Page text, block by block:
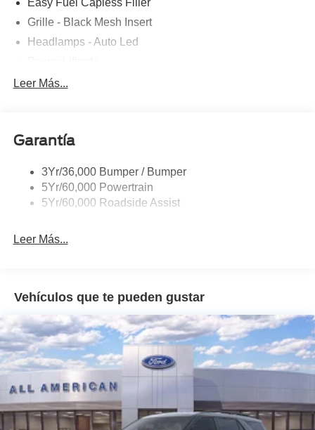
Easy Fuel Capless Filler
Grille - Black Mesh Insert
Headlamps - Auto Led
Privacy Glass - Rear Doors
Trailer Sway Control
Variable Interval Wipers
Leer Más...
Garantía
3Yr/36,000 Bumper / Bumper
5Yr/60,000 Powertrain
5Yr/60,000 Roadside Assist
Leer Más...
Vehículos que te pueden gustar